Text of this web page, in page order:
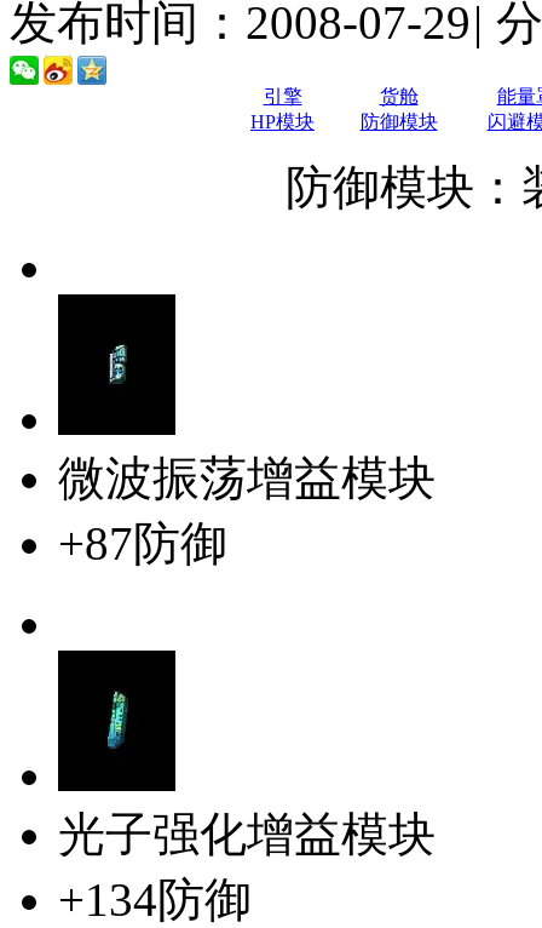
发布时间：2008-07-29|
引擎 货舱
能量
HP模块
防御模块 闪避
防御模块：
微波振荡增益模块
+87防御
光子强化增益模块
+134防御